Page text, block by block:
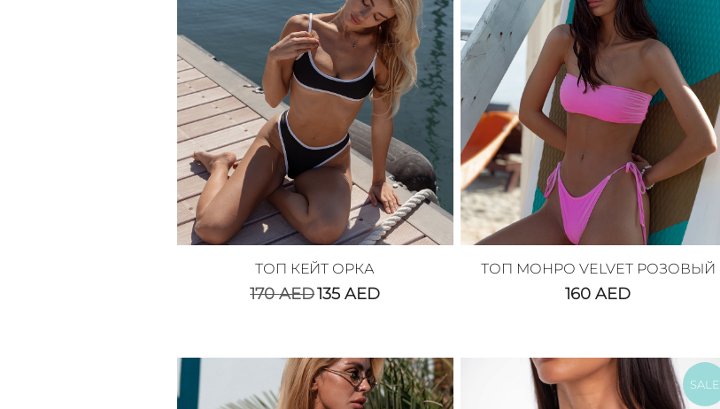
ТОП КЕЙТ ОРКА
170AED135AED
ТОП МОНРО VELVET РОЗОВЫЙ
160AED
SALE